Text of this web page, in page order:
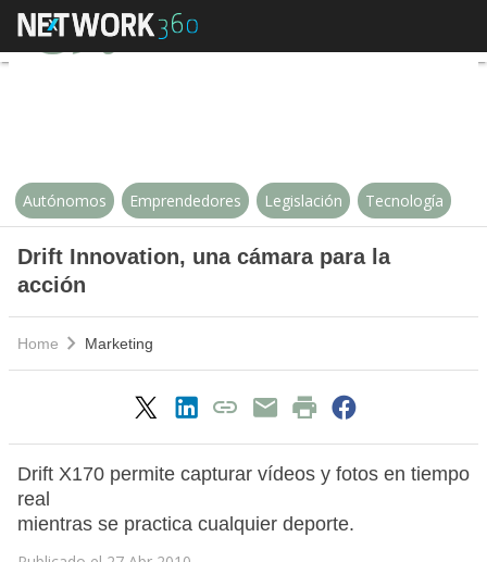
Drift Innovation, una cámara
Autónomos Emprendedores Legislación Tecnología
Drift Innovation, una cámara para la
acción
Home Marketing
Drift X170 permite capturar vídeos y fotos en tiempo
real
mientras se practica cualquier deporte.